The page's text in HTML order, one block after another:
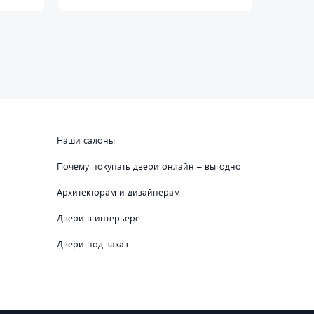
Наши салоны
Почему покупать двери онлайн – выгодно
Архитекторам и дизайнерам
Двери в интерьере
Двери под заказ